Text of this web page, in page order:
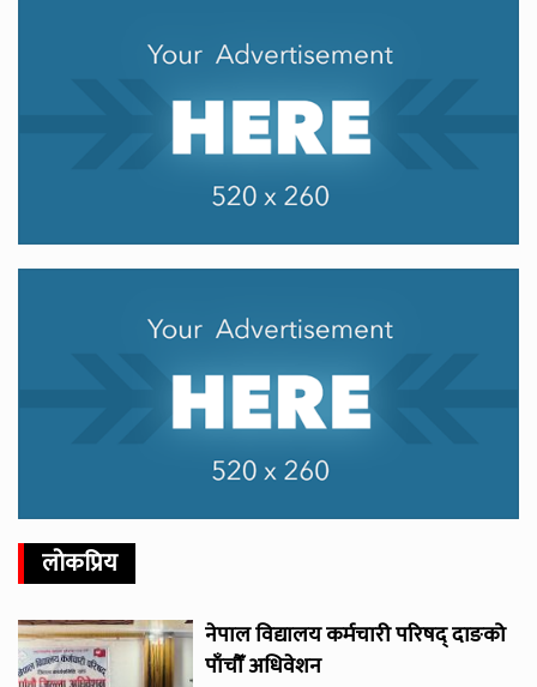
लोकप्रिय
नेपाल विद्यालय कर्मचारी परिषद् दाङको
पाँचौँ अधिवेशन